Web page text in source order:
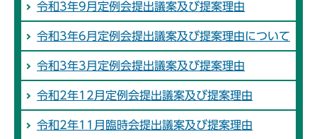
令和3年9月定例会提出議案及び提案理由
令和3年6月定例会提出議案及び提案理由について
令和3年3月定例会提出議案及び提案理由
令和2年12月定例会提出議案及び提案理由
令和2年11月臨時会提出議案及び提案理由